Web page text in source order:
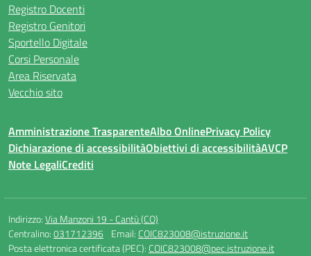
Registro Docenti
Registro Genitori
Sportello Digitale
Corsi Personale
Area Riservata
Vecchio sito
Amministrazione TrasparenteAlbo OnlinePrivacy Policy
Dichiarazione di accessibilitàObiettivi di accessibilitàAVCP
Note LegaliCrediti
Indirizzo:Via Manzoni 19 - Cantù (CO)
Centralino:031712396 Email: COIC823008@istruzione.it
Posta elettronica certificata (PEC): COIC823008@pec.istruzione.it